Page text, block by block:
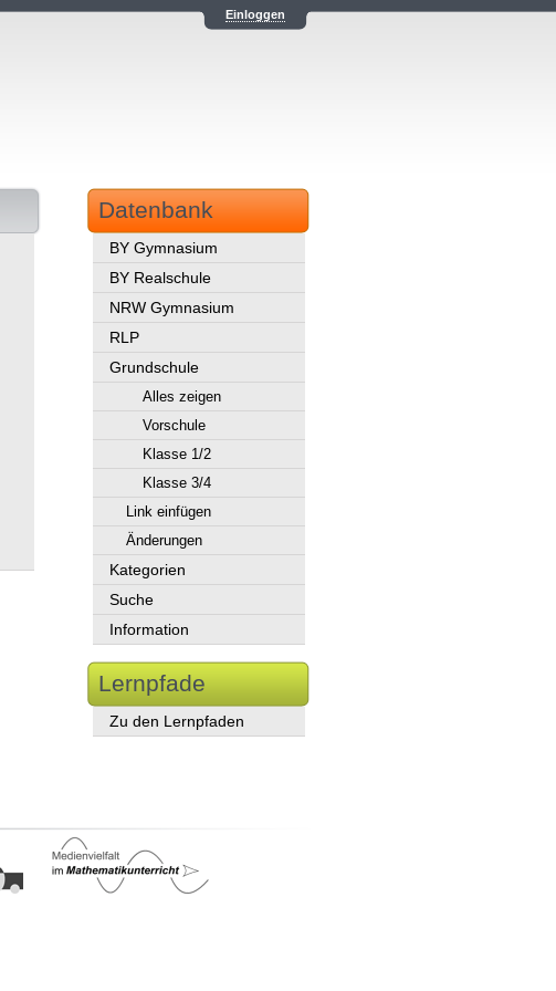
Einloggen
Datenbank
BY Gymnasium
BY Realschule
NRW Gymnasium
RLP
Grundschule
Alles zeigen
Vorschule
Klasse 1/2
Klasse 3/4
Link einfügen
Änderungen
Kategorien
Suche
Information
Lernpfade
Zu den Lernpfaden